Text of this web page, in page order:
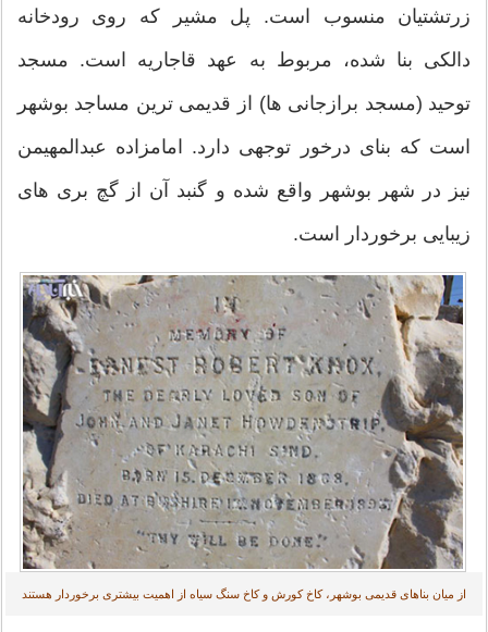
زرتشتیان منسوب است. پل مشیر که روی رودخانه
دالکی بنا شده، مربوط به عهد قاجاریه است. مسجد
توحید (مسجد برازجانی ها) از قدیمی ترین مساجد بوشهر
است که بنای درخور توجهی دارد. امامزاده عبدالمهیمن
نیز در شهر بوشهر واقع شده و گنبد آن از گچ بری های
زیبایی برخوردار است.
از میان بناهای قدیمی بوشهر، کاخ کورش و کاخ سنگ سیاه از اهمیت بیشتری برخوردار هستند